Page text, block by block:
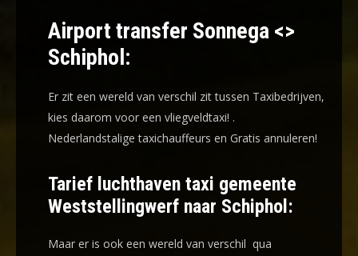
Airport transfer Sonnega <>
Schiphol:
Er zit een wereld van verschil zit tussen Taxibedrijven,
kies daarom voor een vliegveldtaxi! .
Nederlandstalige taxichauffeurs en Gratis annuleren!
Tarief luchthaven taxi gemeente
Weststellingwerf naar Schiphol:
Maar er is ook een wereld van verschil qua